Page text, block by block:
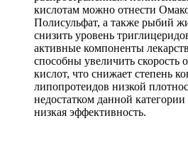
кислотам можно отнести
Полисульфат, а также рыбий
снизить уровень
активные компоненты
способны увеличить скорость
кислот, что снижает степень
липопротеидов низкой
недостатком данной
низкая эффективность.